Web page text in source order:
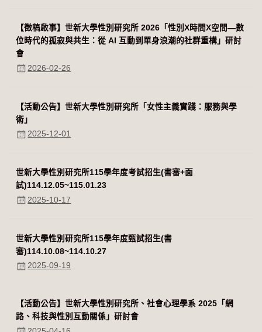
【徵稿啟事】世新大學性別研究所 2026「性別Χ時間Χ空間—數
位時代的孤寂與共生：從 AI 互動到單身浪潮的社群重構」研討
會
2026-02-26
【活動公告】世新大學性別研究所「女性主義實踐：服務與學
術」
2025-12-01
世新大學性別研究所115學年度考試招生(書審+面
試)114.12.05~115.01.23
2025-10-17
世新大學性別研究所115學年度甄試招生(書
審)114.10.08~114.10.27
2025-09-19
【活動公告】世新大學性別研究所、社會心理學系 2025「網
路、科技與性別互動關係」研討會